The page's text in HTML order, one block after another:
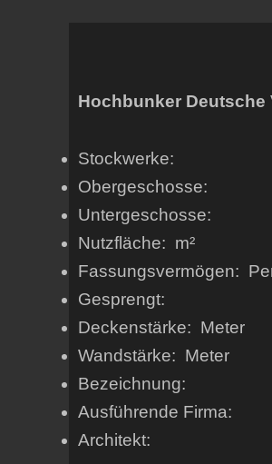
Hochbunker Deutsche
Stockwerke:
Obergeschosse:
Untergeschosse:
Nutzfläche: m²
Fassungsvermögen:
Gesprengt:
Deckenstärke: Meter
Wandstärke: Meter
Bezeichnung:
Ausführende Firma:
Architekt: